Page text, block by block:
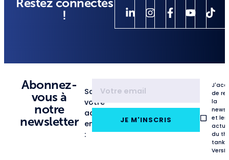
Restez connectés
!
Abonnez-
vous à
notre
newsletter
Saisissez
votre
adresse
email
:
JE M'INSCRIS
de
la
et les
du
tank